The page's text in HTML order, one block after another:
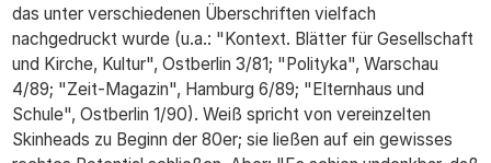
das unter verschiedenen Überschriften vielfach
nachgedruckt wurde (u.a.: "Kontext. Blätter für Gesellschaft
und Kirche, Kultur", Ostberlin 3/81; "Polityka", Warschau
4/89; "Zeit-Magazin", Hamburg 6/89; "Elternhaus und
Schule", Ostberlin 1/90). Weiß spricht von vereinzelten
Skinheads zu Beginn der 80er; sie ließen auf ein gewisses